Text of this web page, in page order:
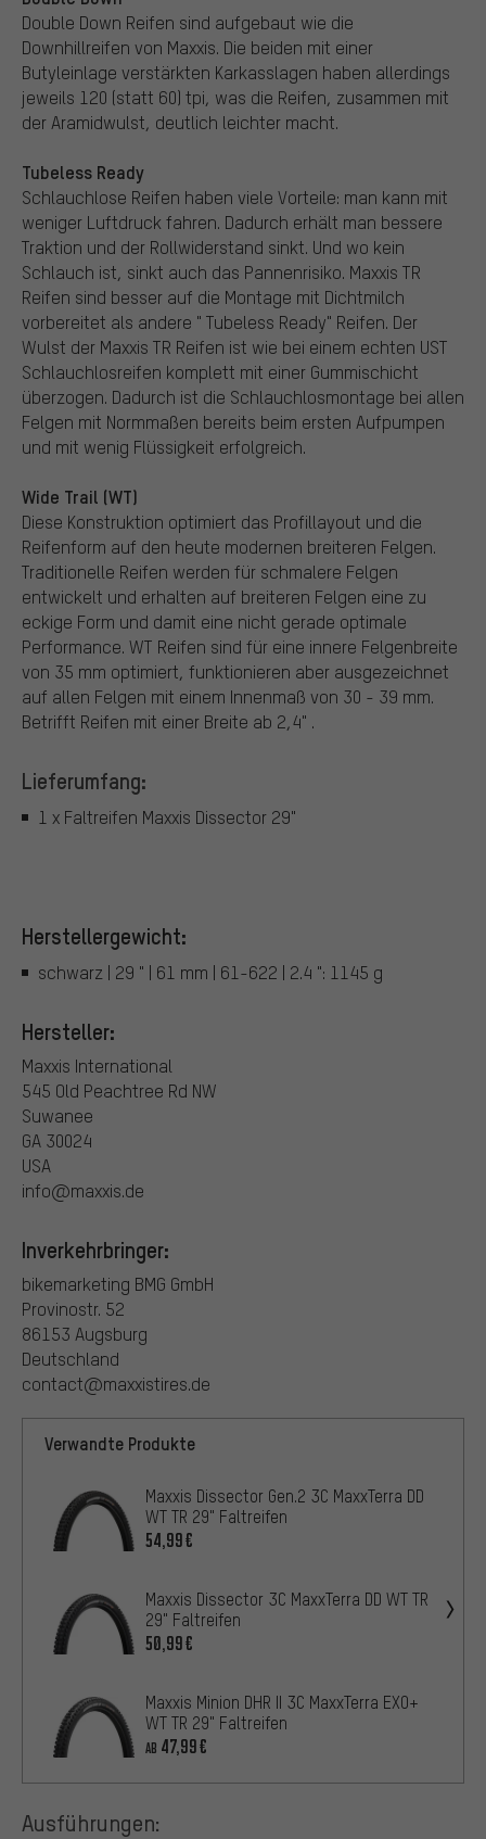
Double Down Reifen sind aufgebaut wie die
Downhillreifen von Maxxis. Die beiden mit einer
Butyleinlage verstärkten Karkasslagen haben allerdings
jeweils 120 (statt 60) tpi, was die Reifen, zusammen mit
der Aramidwulst, deutlich leichter macht.
Tubeless Ready
Schlauchlose Reifen haben viele Vorteile: man kann mit
weniger Luftdruck fahren. Dadurch erhält man bessere
Traktion und der Rollwiderstand sinkt. Und wo kein
Schlauch ist, sinkt auch das Pannenrisiko. Maxxis TR
Reifen sind besser auf die Montage mit Dichtmilch
vorbereitet als andere " Tubeless Ready" Reifen. Der
Wulst der Maxxis TR Reifen ist wie bei einem echten UST
Schlauchlosreifen komplett mit einer Gummischicht
überzogen. Dadurch ist die Schlauchlosmontage bei allen
Felgen mit Normmaßen bereits beim ersten Aufpumpen
und mit wenig Flüssigkeit erfolgreich.
Wide Trail (WT)
Diese Konstruktion optimiert das Profillayout und die
Reifenform auf den heute modernen breiteren Felgen.
Traditionelle Reifen werden für schmalere Felgen
entwickelt und erhalten auf breiteren Felgen eine zu
eckige Form und damit eine nicht gerade optimale
Performance. WT Reifen sind für eine innere Felgenbreite
von 35 mm optimiert, funktionieren aber ausgezeichnet
auf allen Felgen mit einem Innenmaß von 30 - 39 mm.
Betrifft Reifen mit einer Breite ab 2,4" .
Lieferumfang:
1 x Faltreifen Maxxis Dissector 29"
Herstellergewicht:
schwarz | 29 " | 61 mm | 61-622 | 2.4 ": 1145 g
Hersteller:
Maxxis International
545 Old Peachtree Rd NW
Suwanee
GA 30024
USA
info@maxxis.de
Inverkehrbringer:
bikemarketing BMG GmbH
Provinostr. 52
86153 Augsburg
Deutschland
contact@maxxistires.de
Verwandte Produkte
Maxxis Dissector Gen.2 3C MaxxTerra DD
WT TR 29" Faltreifen
54,99€
Maxxis Dissector 3C MaxxTerra DD WT TR
29" Faltreifen
50,99€
Maxxis Minion DHR II 3C MaxxTerra EXO+
WT TR 29" Faltreifen
AB 47,99€
Ausführungen: